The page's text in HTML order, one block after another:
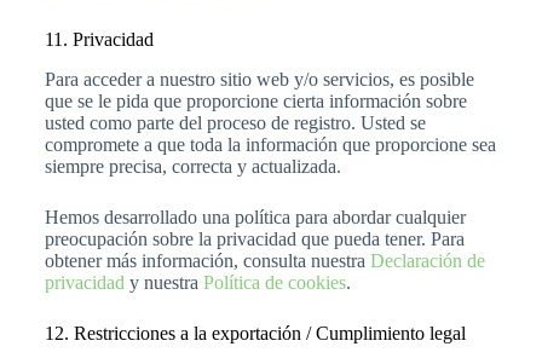
11. Privacidad
Para acceder a nuestro sitio web y/o servicios, es posible
que se le pida que proporcione cierta información sobre
usted como parte del proceso de registro. Usted se
compromete a que toda la información que proporcione sea
siempre precisa, correcta y actualizada.
Hemos desarrollado una política para abordar cualquier
preocupación sobre la privacidad que pueda tener. Para
obtener más información, consulta nuestra Declaración de
privacidad y nuestra Política de cookies.
12. Restricciones a la exportación / Cumplimiento legal